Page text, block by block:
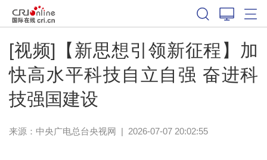
[视频]【新思想引领新征程】加
快高水平科技自立自强 奋进科
技强国建设
来源： 中央广电总台央视网 | 2026-07-07 20:02:55